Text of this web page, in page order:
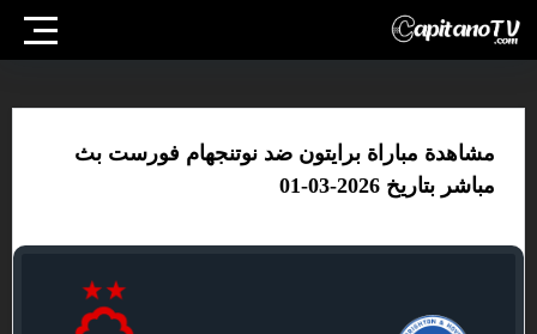
مشاهدة مباراة برايتون ضد نوتنجهام فورست بث
مباشر بتاريخ 2026-03-01